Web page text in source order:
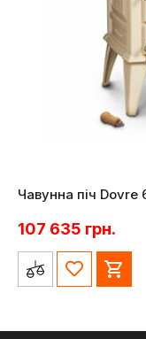
Чавунна піч Dovre
107 635 грн.